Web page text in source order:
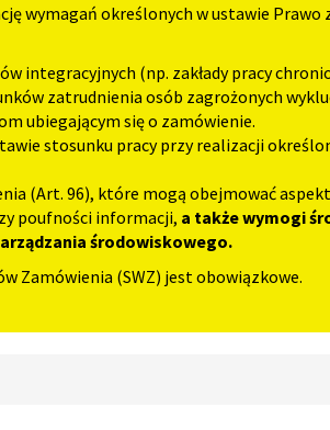
wymagań określonych w ustawie Prawo
integracyjnych (np. zakłady pracy
zatrudnienia osób zagrożonych
ubiegającym się o zamówienie.
stosunku pracy przy realizacji
(Art. 96), które mogą obejmować
poufności informacji, a także wymogi
środowiskowego.
Zamówienia (SWZ) jest obowiązkowe.